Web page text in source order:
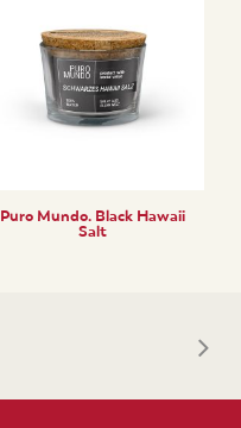
Puro Mundo. Black Hawaii
Salt